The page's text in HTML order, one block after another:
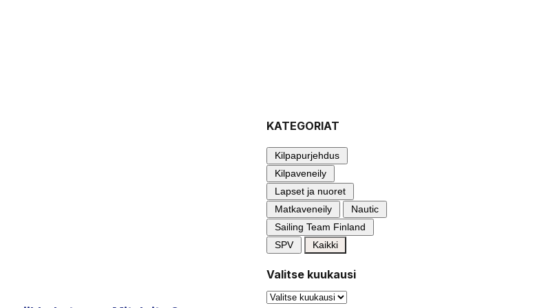
KATEGORIAT
Kilpapurjehdus
Kilpaveneily
Lapset ja nuoret
Matkaveneily
Nautic
Sailing Team Finland
SPV
Kaikki
Valitse kuukausi